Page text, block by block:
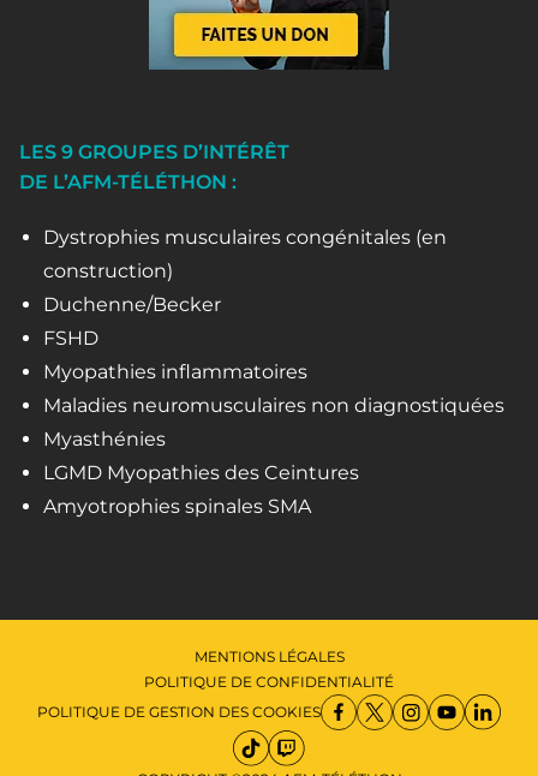
LES 9 GROUPES D’INTÉRÊT
DE L’AFM-TÉLÉTHON :
Dystrophies musculaires congénitales (en
construction)
Duchenne/Becker
FSHD
Myopathies inflammatoires
Maladies neuromusculaires non diagnostiquées
Myasthénies
LGMD Myopathies des Ceintures
Amyotrophies spinales SMA
MENTIONS LÉGALES
POLITIQUE DE CONFIDENTIALITÉ
POLITIQUE DE GESTION DES COOKIES